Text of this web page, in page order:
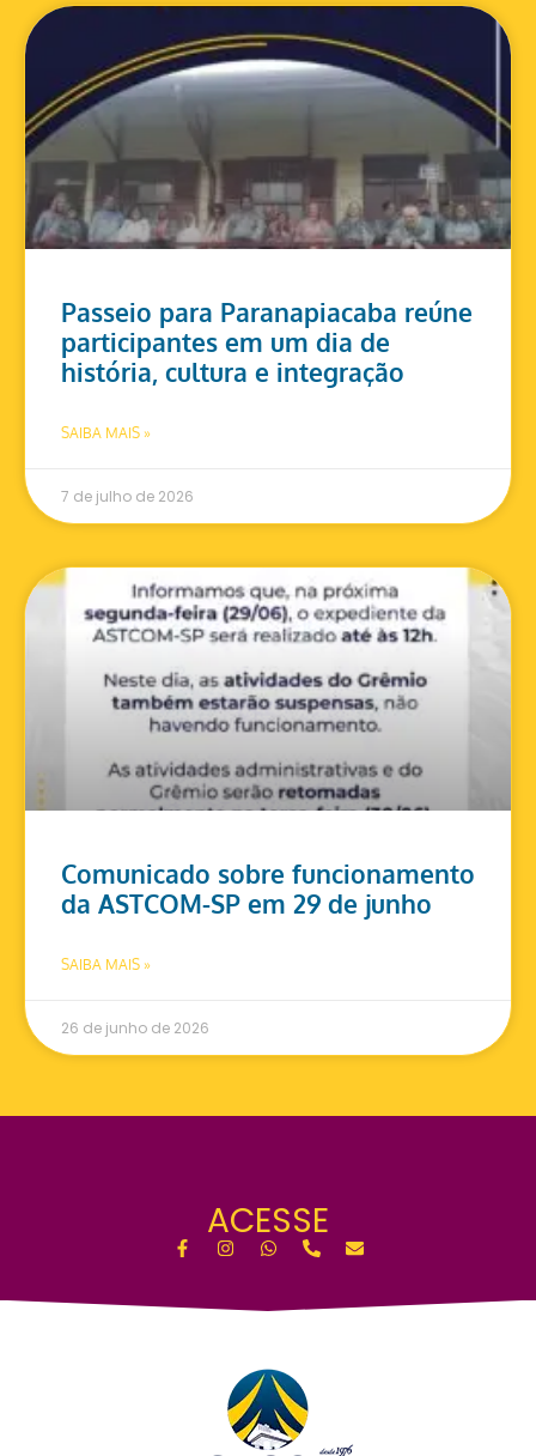
Passeio para Paranapiacaba reúne
participantes em um dia de
história, cultura e integração
SAIBA MAIS »
7 de julho de 2026
Comunicado sobre funcionamento
da ASTCOM-SP em 29 de junho
SAIBA MAIS »
26 de junho de 2026
ACESSE